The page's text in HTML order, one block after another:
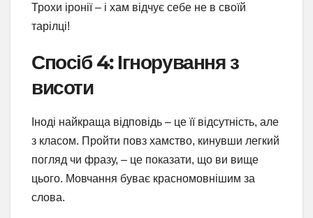
Трохи іронії – і хам відчує себе не в своїй
тарілці!
Спосіб 4: Ігнорування з
висоти
Іноді найкраща відповідь – це її відсутність, але
з класом. Пройти повз хамство, кинувши легкий
погляд чи фразу, – це показати, що ви вище
цього. Мовчання буває красномовнішим за
слова.